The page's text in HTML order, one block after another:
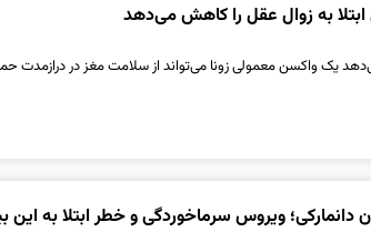
به زوال عقل را کاهش می‌دهد
یک واکسن معمولی زونا می‌تواند از سلامت مغز در درازمدت
دانمارکی؛ ویروس سرماخوردگی و خطر ابتلا به این